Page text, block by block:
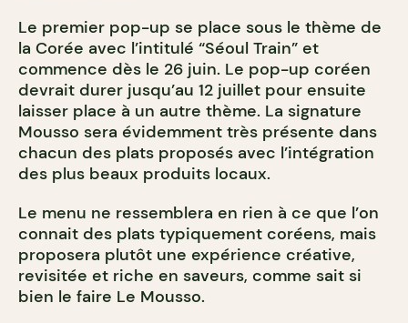
Le premier pop-up se place sous le thème de
la Corée avec l’intitulé “Séoul Train” et
commence dès le 26 juin. Le pop-up coréen
devrait durer jusqu’au 12 juillet pour ensuite
laisser place à un autre thème. La signature
Mousso sera évidemment très présente dans
chacun des plats proposés avec l’intégration
des plus beaux produits locaux.
Le menu ne ressemblera en rien à ce que l’on
connait des plats typiquement coréens, mais
proposera plutôt une expérience créative,
revisitée et riche en saveurs, comme sait si
bien le faire Le Mousso.